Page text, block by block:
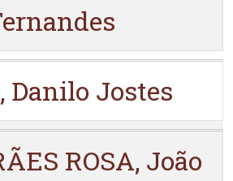
Danilo Jostes
ROSA, João